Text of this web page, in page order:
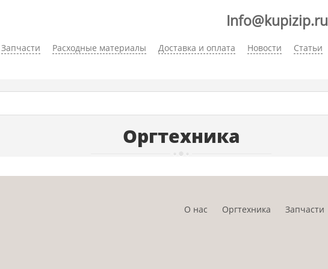
Запчасти Расходные материалы Доставка и оплата Новости Статьи
Info@kupizip.ru
Оргтехника
О нас Оргтехника Запчасти